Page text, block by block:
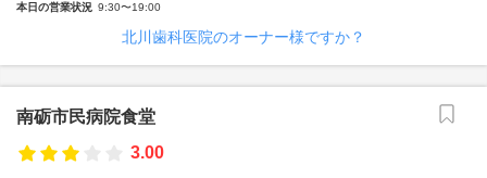
本日の営業状況 9:30〜19:00
北川歯科医院のオーナー様ですか？
南砺市民病院食堂
3.00